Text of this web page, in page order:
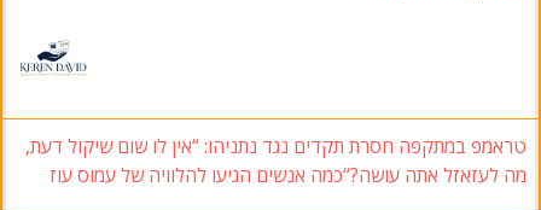
טראמפ במתקפה חסרת תקדים נגד נתניהו: “אין לו שום שיקול דעת,
מה לעזאזל אתה עושה?“כמה אנשים הגיעו להלוויה של עמוס עוז